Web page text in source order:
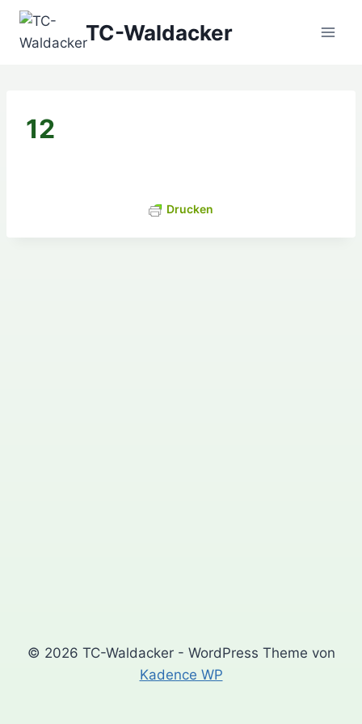
Zum
springen
TC-Waldacker
12
Drucken
© 2026 TC-Waldacker - WordPress Theme von
Kadence WP